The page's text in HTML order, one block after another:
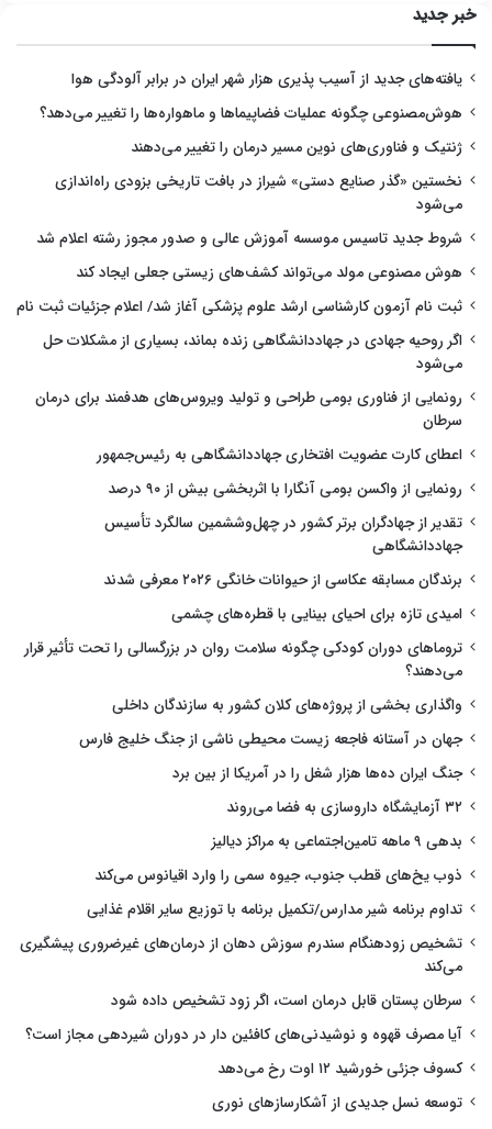
خبر جدید
یافته‌های جدید از آسیب پذیری هزار شهر ایران در برابر آلودگی هوا
هوش‌مصنوعی چگونه عملیات فضاپیماها و ماهواره‌ها را تغییر می‌دهد؟
ژنتیک و فناوری‌های نوین مسیر درمان را تغییر می‌دهند
نخستین «گذر صنایع دستی» شیراز در بافت تاریخی بزودی راه‌اندازی
می‌شود
شروط جدید تاسیس موسسه آموزش عالی و صدور مجوز رشته اعلام شد
هوش مصنوعی مولد می‌تواند کشف‌های زیستی جعلی ایجاد کند
ثبت نام آزمون کارشناسی ارشد علوم پزشکی آغاز شد/ اعلام جزئیات ثبت نام
اگر روحیه جهادی در جهاددانشگاهی زنده بماند، بسیاری از مشکلات حل
می‌شود
رونمایی از فناوری بومی طراحی و تولید ویروس‌های هدفمند برای درمان
سرطان
اعطای کارت عضویت افتخاری جهاددانشگاهی به رئیس‌جمهور
رونمایی از واکسن بومی آنگارا با اثربخشی بیش از ۹۰ درصد
تقدیر از جهادگران برتر کشور در چهل‌وششمین سالگرد تأسیس
جهاددانشگاهی
برندگان مسابقه عکاسی از حیوانات خانگی ۲۰۲۶ معرفی شدند
امیدی تازه برای احیای بینایی با قطره‌های چشمی
تروماهای دوران کودکی چگونه سلامت روان در بزرگسالی را تحت تأثیر قرار
می‌دهند؟
واگذاری بخشی از پروژه‌های کلان کشور به سازندگان داخلی
جهان در آستانه فاجعه زیست محیطی ناشی از جنگ خلیج فارس
جنگ ایران ده‌ها هزار شغل را در آمریکا از بین برد
۳۲ آزمایشگاه داروسازی به فضا می‌روند
بدهی ۹ ماهه تامین‌اجتماعی به مراکز دیالیز
ذوب یخ‌های قطب جنوب، جیوه سمی را وارد اقیانوس می‌کند
تداوم برنامه شیر مدارس/تکمیل برنامه با توزیع سایر اقلام غذایی
تشخیص زودهنگام سندرم سوزش دهان از درمان‌های غیرضروری پیشگیری
می‌کند
سرطان پستان قابل درمان است، اگر زود تشخیص داده شود
آیا مصرف قهوه و نوشیدنی‌های کافئین دار در دوران شیردهی مجاز است؟
کسوف جزئی خورشید ۱۲ اوت رخ می‌دهد
توسعه نسل جدیدی از آشکارسازهای نوری